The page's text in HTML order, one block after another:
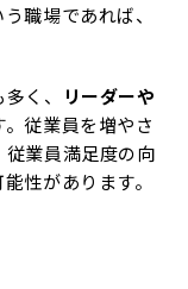
職場であれば、
く、
リーダーや
従業員を増やさ
業員満足度の向
性があります。